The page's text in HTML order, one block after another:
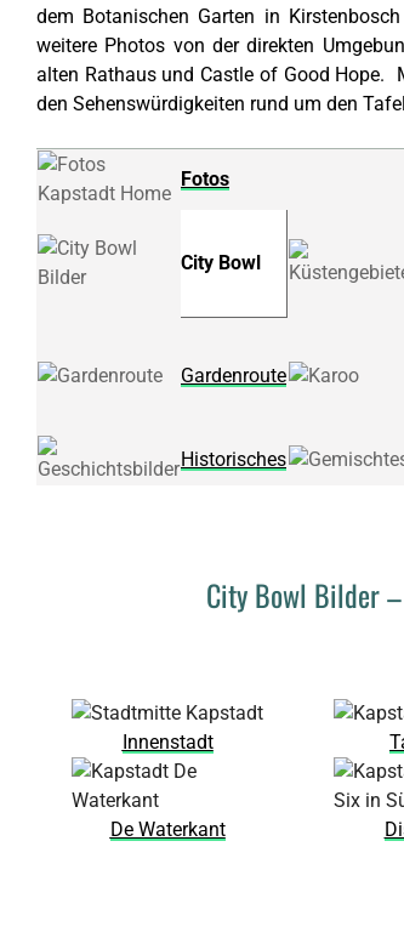
dem Botanischen Garten in
weitere Photos von der direkten
alten Rathaus und Castle of Good Hope.
den Sehenswürdigkeiten rund um den
Fotos
City Bowl
Gardenroute
Historisches
City Bowl Bilder
Innenstadt
De Waterkant